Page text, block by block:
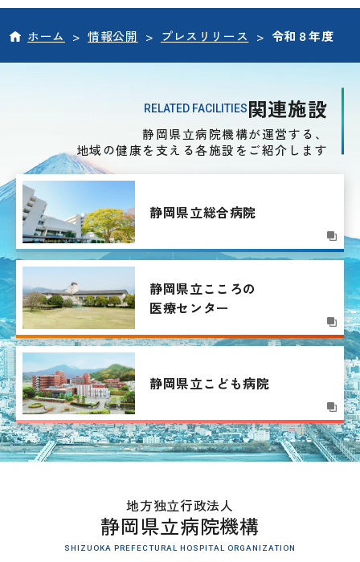
ホーム >情報公開 > プレスリリース > 令和８年度
RELATED FACILITIES関連施設
静岡県立病院機構が運営する、
地域の健康を支える各施設をご紹介します
静岡県立総合病院
静岡県立こころの
医療センター
静岡県立こども病院
地方独立行政法人
静岡県立病院機構
SHIZUOKA PREFECTURAL HOSPITAL ORGANIZATION